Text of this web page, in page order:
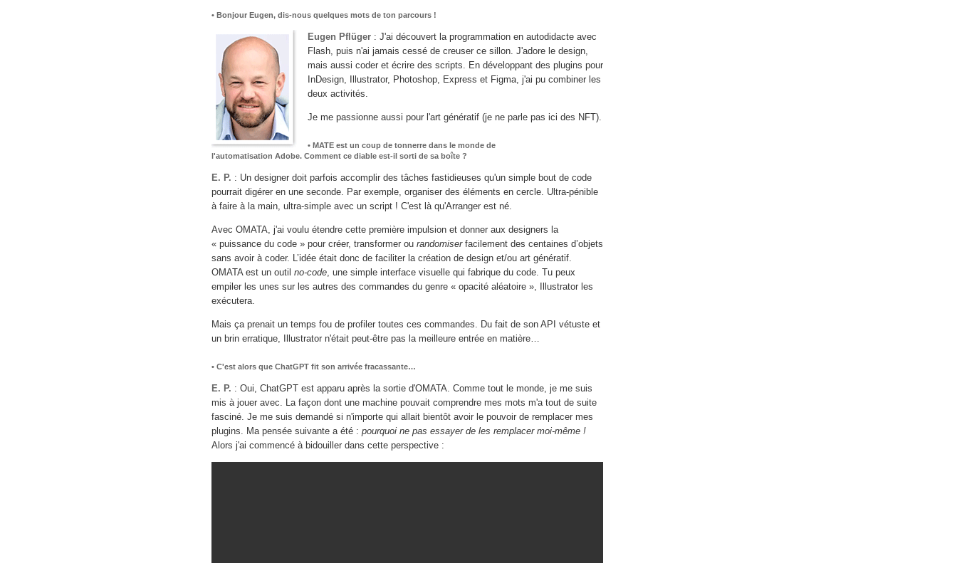
• Bonjour Eugen, dis-nous quelques mots de ton parcours !
Eugen Pflüger : J'ai découvert la programmation en autodidacte avec
Flash, puis n'ai jamais cessé de creuser ce sillon. J'adore le design,
mais aussi coder et écrire des scripts. En développant des plugins pour
InDesign, Illustrator, Photoshop, Express et Figma, j'ai pu combiner les
deux activités.
Je me passionne aussi pour l'art génératif (je ne parle pas ici des NFT).
• MATE est un coup de tonnerre dans le monde de
l'automatisation Adobe. Comment ce diable est-il sorti de sa boîte ?
E. P. : Un designer doit parfois accomplir des tâches fastidieuses qu'un simple bout de code
pourrait digérer en une seconde. Par exemple, organiser des éléments en cercle. Ultra-pénible
à faire à la main, ultra-simple avec un script ! C'est là qu'Arranger est né.
Avec OMATA, j'ai voulu étendre cette première impulsion et donner aux designers la
« puissance du code » pour créer, transformer ou randomiserfacilement des centaines d’objets
sans avoir à coder. L’idée était donc de faciliter la création de design et/ou art génératif.
OMATA est un outil no-code, une simple interface visuelle qui fabrique du code. Tu peux
empiler les unes sur les autres des commandes du genre « opacité aléatoire », Illustrator les
exécutera.
Mais ça prenait un temps fou de profiler toutes ces commandes. Du fait de son API vétuste et
un brin erratique, Illustrator n'était peut-être pas la meilleure entrée en matière…
• C'est alors que ChatGPT fit son arrivée fracassante…
E. P. : Oui, ChatGPT est apparu après la sortie d'OMATA. Comme tout le monde, je me suis
mis à jouer avec. La façon dont une machine pouvait comprendre mes mots m'a tout de suite
fasciné. Je me suis demandé si n'importe qui allait bientôt avoir le pouvoir de remplacer mes
plugins. Ma pensée suivante a été : pourquoi ne pas essayer de les remplacer moi-même !
Alors j'ai commencé à bidouiller dans cette perspective :